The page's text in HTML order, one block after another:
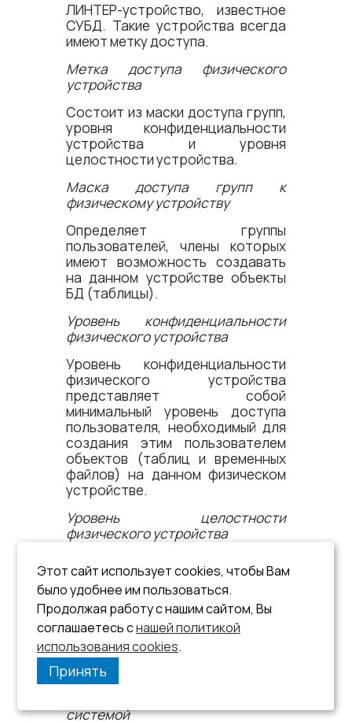
ЛИНТЕР-устройство, известное
СУБД. Такие устройства всегда
имеют метку доступа.
Метка доступа физического
устройства
Состоит из маски доступа групп,
уровня конфиденциальности
устройства и уровня
целостности устройства.
Маска доступа групп к
физическому устройству
Определяет группы
пользователей, члены которых
имеют возможность создавать
на данном устройстве объекты
БД (таблицы).
Уровень конфиденциальности
физического устройства
Уровень конфиденциальности
физического устройства
представляет собой
минимальный уровень доступа
пользователя, необходимый для
создания этим пользователем
объектов (таблиц и временных
файлов) на данном физическом
устройстве.
Уровень целостности
физического устройства
Уровень целостности
физического устройства
представляет собой
максимальный уровень доверия
пользователя необходимый, для
удаления таблицы,
расположенной на данном
физическом устройстве.
системой
Этот сайт использует cookies, чтобы Вам
было удобнее им пользоваться.
Продолжая работу с нашим сайтом, Вы
соглашаетесь снашей политикой
использования cookies.
Принять